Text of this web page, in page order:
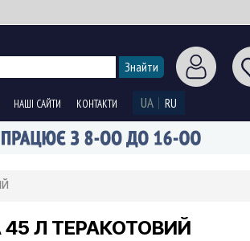
НАШІ САЙТИ КОНТАКТИ UA RU
Л ТЕРАКОТОВИЙ